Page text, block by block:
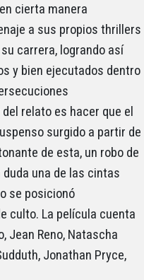
cierta manera
a sus propios thrillers
carrera, logrando así
y bien ejecutados dentro
relato es hacer que el
surgido a partir de
de esta, un robo de
una de las cintas
se posicionó
culto. La película cuenta
Jean Reno, Natascha
Jonathan Pryce,